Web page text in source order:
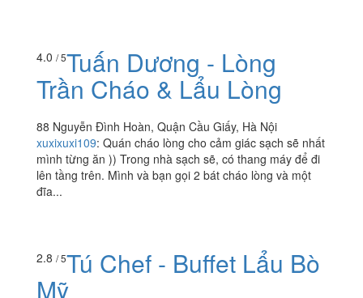
4.0/ 5Tuấn Dương - Lòng
Trần Cháo & Lẩu Lòng
88 Nguyễn Đình Hoàn, Quận Cầu Giấy, Hà Nội
lên tầng trên. Mình và bạn gọi 2 bát cháo lòng và một
đĩa...